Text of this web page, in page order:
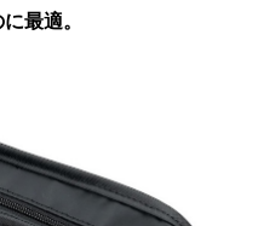
最適。